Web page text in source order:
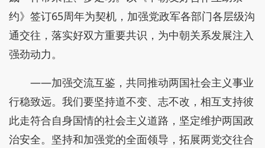
约》签订65周年为契机，加强党政军各部门各层级沟
通交往，落实好双方重要共识，为中朝关系发展注入
强劲动力。
——加强交流互鉴，共同推动两国社会主义事业
行稳致远。我们要坚持道不变、志不改，相互支持彼
此走符合自身国情的社会主义道路，坚定维护两国政
治安全。坚持和加强党的全面领导，拓展两党交往合